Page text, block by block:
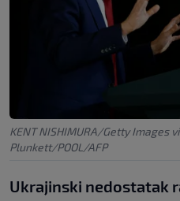
KENT NISHIMURA/Getty Images
Plunkett/POOL/AFP
Ukrajinski nedostatak